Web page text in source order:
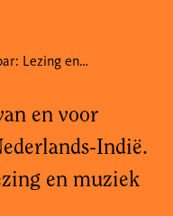
Apa kabar: Lezing en muziek Tasilo Pieck
en voor
Indië.
en muziek